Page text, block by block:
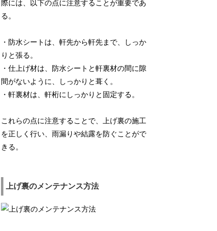
際には、以下の点に注意することが重要であ
る。
・防水シートは、軒先から軒先まで、しっか
りと張る。
・仕上げ材は、防水シートと軒裏材の間に隙
間がないように、しっかりと葺く。
・軒裏材は、軒桁にしっかりと固定する。
これらの点に注意することで、上げ裏の施工
を正しく行い、雨漏りや結露を防ぐことがで
きる。
上げ裏のメンテナンス方法